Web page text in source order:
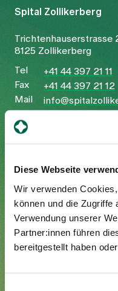
Diese Webseite
Wir verwenden
können und die
Verwendung unserer
Partner:innen führen
bereitgestellt haben
Your stay
Admission
Supplementary insured
Spital Zollikerberg
Trichtenhauserstrasse
8125 Zollikerberg
Tel
+41 44 397 21 11
Fax
+41 44 397 21 12
Mail